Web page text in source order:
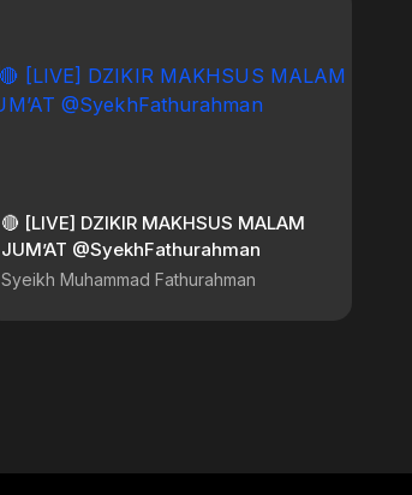
🔴 [LIVE] DZIKIR MAKHSUS MALAM
JUM’AT @SyekhFathurahman
Syeikh Muhammad Fathurahman